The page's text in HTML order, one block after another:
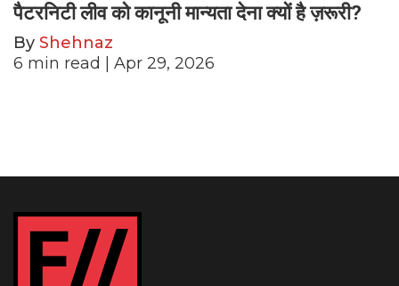
पैटरनिटी लीव को कानूनी मान्यता देना क्यों है ज़रूरी?
By Shehnaz
6 min read | Apr 29, 2026